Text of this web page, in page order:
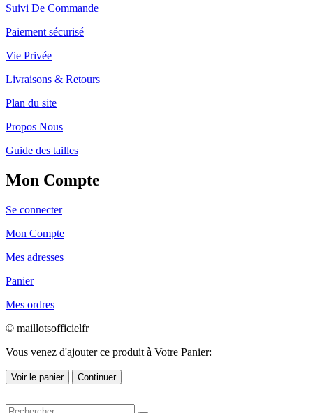
Suivi De Commande
Paiement sécurisé
Vie Privée
Livraisons & Retours
Plan du site
Propos Nous
Guide des tailles
Mon Compte
Se connecter
Mon Compte
Mes adresses
Panier
Mes ordres
© maillotsofficielfr
Vous venez d'ajouter ce produit à Votre Panier:
Voir le panier Continuer